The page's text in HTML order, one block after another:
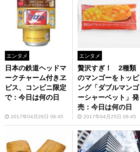
エンタメ
日本の鉄道ヘッドマ
ークチャーム付きヱ
ビス、コンビニ限定
で：今日は何の日
2017年04月26日 06:45
エンタメ
贅沢すぎ！ 2種類
のマンゴーをトッピ
ング「ダブルマンゴ
ーシャーベット」発
売：今日は何の日
2017年04月25日 06:45